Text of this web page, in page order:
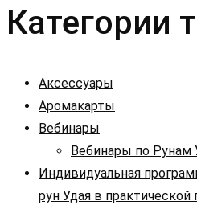
Категории
Аксессуары
Аромакарты
Вебинары
Вебинары по Рунам
Индивидуальная
рун Удая в практической